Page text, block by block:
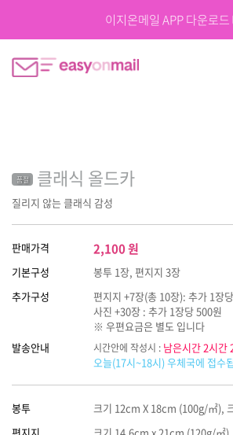
품절 클래식 올드카
질리지 않는 클래식 감성
판매가격 2,100원
기본구성
봉투 1장, 편지지 3장
추가구성
편지지 +7장(총 10장): 추가 1장
사진 +30장 : 추가 1장당 500원
※ 우편요금은 별도 입니다
발송안내
시간안에 작성시 : 남은시간 2시간
오늘(17시~18시) 우체국에 접수
봉투
크기 12cm X 18cm (100g/㎡),
이지온메일 APP 다운로드